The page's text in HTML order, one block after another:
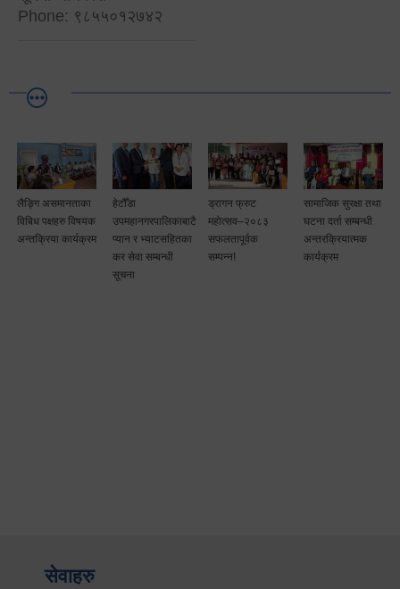
Phone: ९८५५०१२७४२
लैङ्गि असमानताका
विबिध पक्षहरु विषयक
अन्तक्रिया कार्यक्रम
हेटौँडा
उपमहानगरपालिकाबाटै
प्यान र भ्याटसहितका
कर सेवा सम्बन्धी
सूचना
ड्रागन फ्रुट
महोत्सव–२०८३
सफलतापूर्वक
सम्पन्न!
सामाजिक सुरक्षा तथा
घटना दर्ता सम्बन्धी
अन्तरक्रियात्मक
कार्यक्रम
सेवाहरु